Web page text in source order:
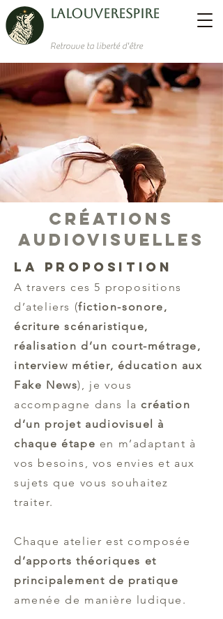
LaLouverespire
Retrouve ta liberté d'être
Créations
audiovisuelles
La proposition
A travers ces 5 propositions
d’ateliers (fiction-sonore,
écriture scénaristique,
réalisation d’un court-métrage,
interview métier, éducation aux
Fake News), je vous
accompagne dans la création
d’un projet audiovisuel à
chaque étape en m’adaptant à
vos besoins, vos envies et aux
sujets que vous souhaitez
traiter.
Chaque atelier est composée
d’apports théoriques et
principalement de pratique
amenée de manière ludique. ​